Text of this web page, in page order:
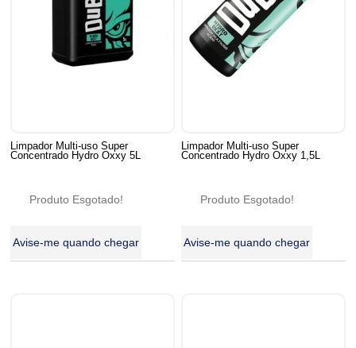
Limpador Multi-uso Super
Concentrado Hydro Oxxy 5L
Produto Esgotado!
Avise-me quando chegar
Limpador Multi-uso Super
Concentrado Hydro Oxxy 1,5L
Produto Esgotado!
Avise-me quando chegar